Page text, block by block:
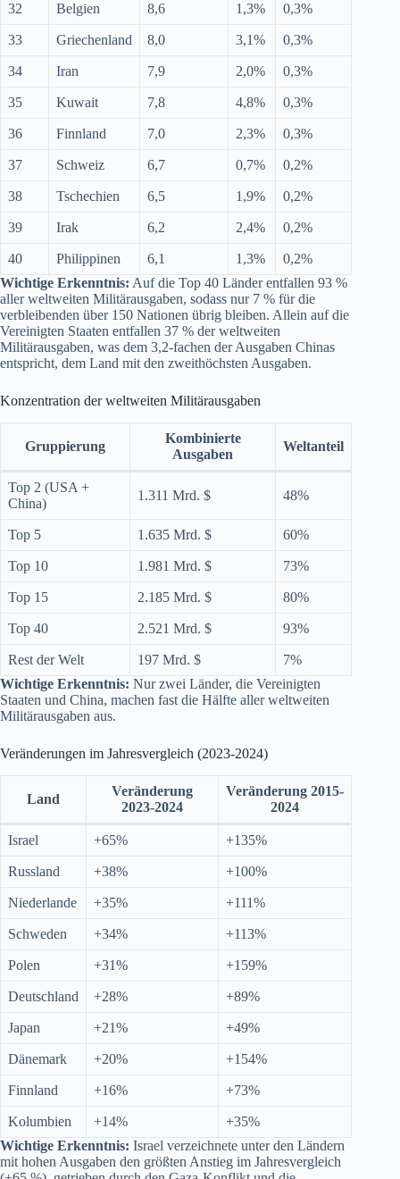
32 Belgien 8,6 1,3% 0,3%
33 Griechenland 8,0 3,1% 0,3%
34 Iran 7,9 2,0% 0,3%
35 Kuwait 7,8 4,8% 0,3%
36 Finnland 7,0 2,3% 0,3%
37 Schweiz 6,7 0,7% 0,2%
38 Tschechien 6,5 1,9% 0,2%
39 Irak 6,2 2,4% 0,2%
40 Philippinen 6,1 1,3%
0,2%
Wichtige Erkenntnis: Auf die Top 40 Länder entfallen 93 %
aller weltweiten Militärausgaben, sodass nur 7 % für die
verbleibenden über 150 Nationen übrig bleiben. Allein auf die
Vereinigten Staaten entfallen 37 % der weltweiten
Militärausgaben, was dem 3,2-fachen der Ausgaben Chinas
entspricht, dem Land mit den zweithöchsten Ausgaben.
Konzentration der weltweiten Militärausgaben
Gruppierung
Kombinierte
Ausgaben
Weltanteil
Top 2 (USA +
China)
1.311 Mrd. $ 48%
Top 5 1.635 Mrd. $ 60%
Top 10 1.981 Mrd. $ 73%
Top 15 2.185 Mrd. $ 80%
Top 40 2.521 Mrd. $ 93%
Rest der Welt 197 Mrd. $
7%
Wichtige Erkenntnis: Nur zwei Länder, die Vereinigten
Staaten und China, machen fast die Hälfte aller weltweiten
Militärausgaben aus.
Veränderungen im Jahresvergleich (2023-2024)
Land
Veränderung
2023-2024
Veränderung 2015-
2024
Israel +65% +135%
Russland +38% +100%
Niederlande +35% +111%
Schweden +34% +113%
Polen +31% +159%
Deutschland +28% +89%
Japan +21% +49%
Dänemark +20% +154%
Finnland +16% +73%
Kolumbien +14%
+35%
Wichtige Erkenntnis: Israel verzeichnete unter den Ländern
mit hohen Ausgaben den größten Anstieg im Jahresvergleich